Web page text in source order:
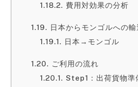
費用対効果の分析
日本からモンゴルへの
日本→モンゴル
ご利用の流れ
Step1：出荷貨物準